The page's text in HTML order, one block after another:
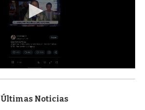
Últimas Noticias